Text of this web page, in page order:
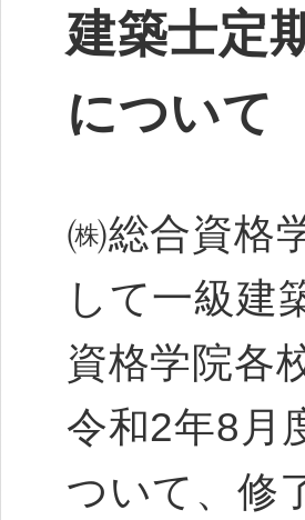
建築士定
について
㈱総合資格
して一級建
資格学院各
令和2年8月
ついて、修